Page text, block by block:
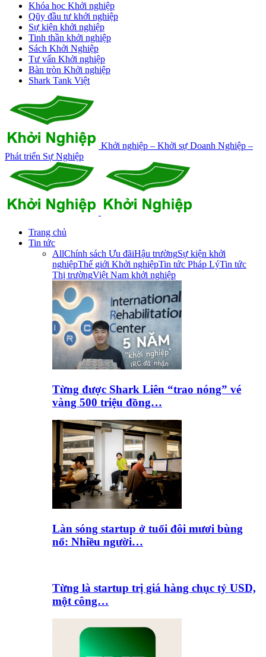
Khóa học Khởi nghiệp
Qũy đầu tư khởi nghiệp
Sự kiện khởi nghiệp
Tinh thần khởi nghiệp
Sách Khởi Nghiệp
Tư vấn Khởi nghiệp
Bàn tròn Khởi nghiệp
Shark Tank Việt
Khởi nghiệp – Khởi sự Doanh Nghiệp –
Phát triển Sự Nghiệp
Trang chủ
Tin tức
AllChính sách Ưu đãiHậu trườngSự kiện khởi
nghiệpThế giới Khởi nghiệpTin tức Pháp LýTin tức
Thị trườngViệt Nam khởi nghiệp
Từng được Shark Liên “trao nóng” vé
vàng 500 triệu đồng…
Làn sóng startup ở tuổi đôi mươi bùng
nổ: Nhiều người…
Từng là startup trị giá hàng chục tỷ USD,
một công…